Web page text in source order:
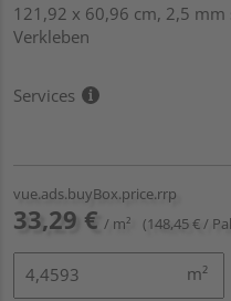
121,92 x 60,96 cm, 2,5
Verkleben
Services
vue.ads.buyBox.price.rrp
33,29 € / m² (148,45 € /
m²